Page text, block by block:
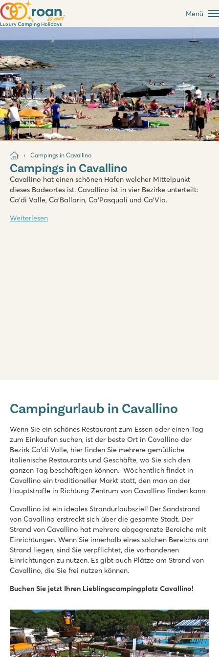
Menü
Campings in Cavallino
Campings in Cavallino
Cavallino hat einen schönen Hafen welcher Mittelpunkt
dieses Badeortes ist. Cavallino ist in vier Bezirke unterteilt:
Ca’di Valle, Ca’Ballarin, Ca’Pasquali und Ca’Vio.
Weiterlesen
Italien - Norditalien - Adriaküste - Eraclea Mare
Neu: 9.000 m² großer Wasserpark mit Rutschen
Mobilheime in autofreien, stimmungsvollen Straßen
In der Nähe des berühmten Venedig, Murano und Burano
Pra'delle Torri
Pra'delle Torri
Italien - Norditalien - Adriaküste - Caorle
★ ★ ★
Riesiges Schwimmparadies von über 36.000 m² mit coolen
Mini-Freizeitpark mit diversen Spielgeräten
Mit dem Bummelzug nach Caorle
Union Lido Mare
Italien - Norditalien - Adriaküste - Cavallino
★ ★ ★ ★
2 fantastische Wasserparks mit langen Rutschen und
Mobilheime unweit des Aquaparks Laguna
Nahe des lebhaften Badeortes Jesolo
Campingurlaub in Cavallino
Wenn Sie ein schönes Restaurant zum Essen oder einen Tag
zum Einkaufen suchen, ist der beste Ort in Cavallino der
Bezirk Ca'di Valle, hier finden Sie mehrere gemütliche
italienische Restaurants und Geschäfte, wo Sie sich den
ganzen Tag beschäftigen können. Wöchentlich findet in
Cavallino ein traditioneller Markt statt, den man an der
Hauptstraße in Richtung Zentrum von Cavallino finden kann.
Cavallino ist ein ideales Strandurlaubsziel! Der Sandstrand
von Cavallino erstreckt sich über die gesamte Stadt. Der
Strand von Cavallino hat mehrere abgegrenzte Bereiche mit
Einrichtungen. Wenn Sie innerhalb eines solchen Bereichs am
Strand liegen, sind Sie verpflichtet, die vorhandenen
Einrichtungen zu nutzen. Es gibt auch Plätze am Strand von
Cavallino, die Sie frei nutzen können.
Buchen Sie jetzt Ihren Lieblingscampingplatz Cavallino!